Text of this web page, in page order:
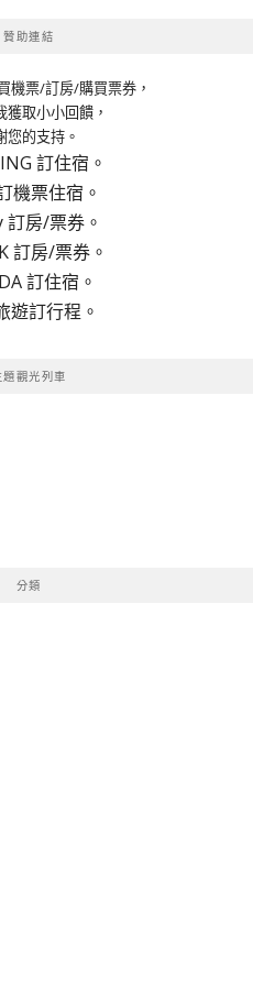
贊助連結
機票/訂房/購買票券，
獲取小小回饋，
您的支持。
訂住宿。
機票住宿。
訂房/票券。
訂房/票券。
訂住宿。
遊訂行程。
題觀光列車
分類